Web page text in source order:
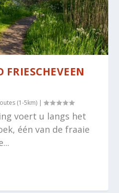
FRIESCHEVEEN
(1-5km) |
voert u langs het
één van de fraaie